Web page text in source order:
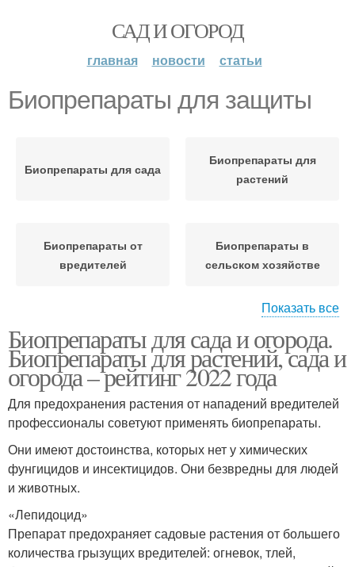
САД И ОГОРОД
главная новости статьи
Биопрепараты для защиты
Биопрепараты для сада
Биопрепараты для
растений
Биопрепараты от
вредителей
Биопрепараты в
сельском хозяйстве
современном
земледелии
человека
Биопрепараты для
Биопрепараты от
Показать все
Биопрепараты для сада и огорода.
Биопрепараты для растений, сада и
огорода – рейтинг 2022 года
Для предохранения растения от нападений вредителей
профессионалы советуют применять биопрепараты.
Они имеют достоинства, которых нет у химических
фунгицидов и инсектицидов. Они безвредны для людей
и животных.
«Лепидоцид»
Препарат предохраняет садовые растения от большего
количества грызущих вредителей: огневок, тлей,